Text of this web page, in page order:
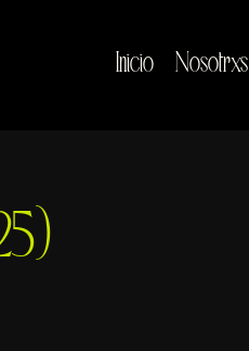
Inicio Nosotrxs